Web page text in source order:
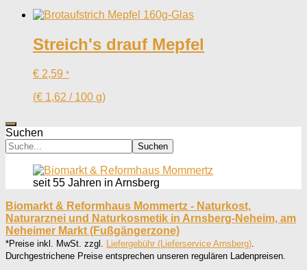
Streich's drauf Mepfel
€ 2,59 *
(€ 1,62 / 100 g)
Suchen
Suchen
seit 55 Jahren in Arnsberg
Biomarkt & Reformhaus Mommertz - Naturkost,
Naturarznei und Naturkosmetik in Arnsberg-Neheim, am
Neheimer Markt (Fußgängerzone)
*Preise inkl. MwSt. zzgl. Liefergebühr (Lieferservice Arnsberg)
Durchgestrichene Preise entsprechen unseren regulären Ladenpreisen.